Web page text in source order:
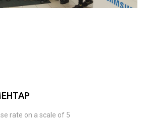
rate on a scale of 5